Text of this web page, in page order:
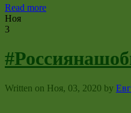
Read more
Ноя
3
Written on Ноя, 03, 2020 by